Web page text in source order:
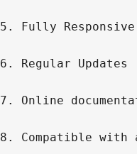
5. Fully Responsive
6. Regular Updates
7. Online
8. Compatible with